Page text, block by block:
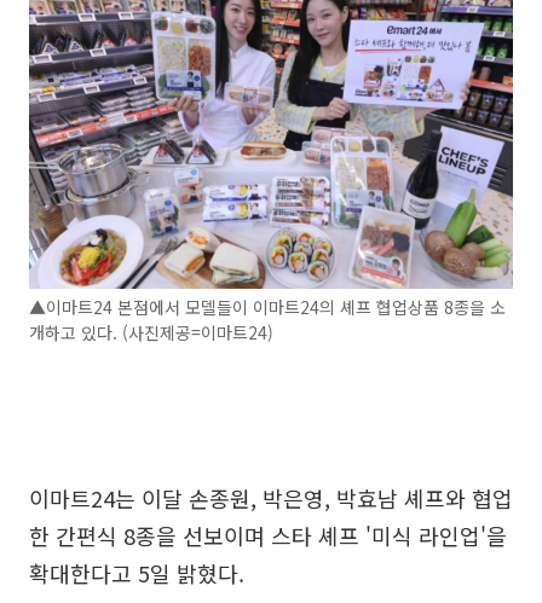
▲이마트24 본점에서 모델들이 이마트24의 셰프 협업상품 8종을 소
개하고 있다. (사진제공=이마트24)
이마트24는 이달 손종원, 박은영, 박효남 셰프와 협업
한 간편식 8종을 선보이며 스타 셰프 '미식 라인업'을
확대한다고 5일 밝혔다.